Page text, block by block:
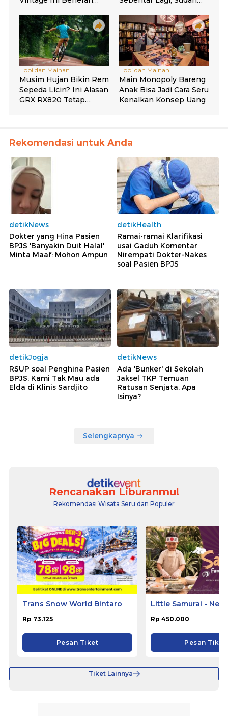
Rekomendasi untuk Anda
detikNews
Dokter yang Hina Pasien
BPJS 'Banyakin Duit Halal'
Minta Maaf: Mohon Ampun
detikHealth
Ramai-ramai Klarifikasi
usai Gaduh Komentar
Nirempati Dokter-Nakes
soal Pasien BPJS
detikJogja
RSUP soal Penghina Pasien
BPJS: Kami Tak Mau ada
Elda di Klinis Sardjito
detikNews
Ada 'Bunker' di Sekolah
Jaksel TKP Temuan
Ratusan Senjata, Apa
Isinya?
Selengkapnya
Rencanakan Liburanmu!
Rekomendasi Wisata Seru dan Populer
Trans Snow World Bintaro
Rp 73.125
Pesan Tiket
Little Samurai -
Rp 450.000
Pesan Tiket
Tiket Lainnya